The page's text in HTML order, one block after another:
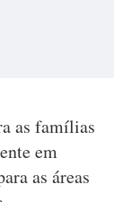
as famílias
em
as áreas